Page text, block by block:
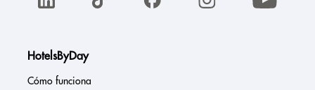
HotelsByDay
Cómo funciona